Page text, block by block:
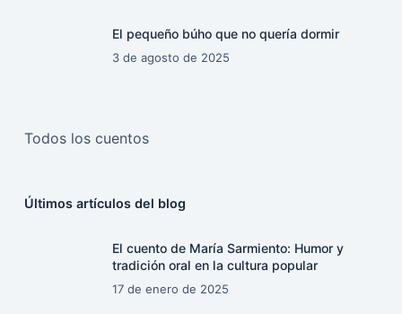
El pequeño búho que no quería dormir
3 de agosto de 2025
Todos los cuentos
Últimos artículos del blog
El cuento de María Sarmiento: Humor y
tradición oral en la cultura popular
17 de enero de 2025